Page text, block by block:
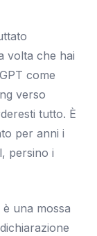
volta che hai
come
verso
tutto. È
per anni i
persino i
è una mossa